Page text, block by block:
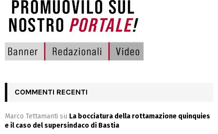
COMMENTI RECENTI
Marco Tettamanti su La bocciatura della rottamazione quinquies
e il caso del supersindaco di Bastia